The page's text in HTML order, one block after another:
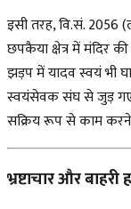
इसी तरह, वि.सं.
छपकैया क्षेत्र में मंदिर
झड़प में यादव स्वयं भी
स्वयंसेवक संघसे जुड़ गए
सक्रिय रूप से काम
भ्रष्टाचार और